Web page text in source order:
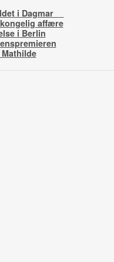
i Dagmar
affære
i Berlin